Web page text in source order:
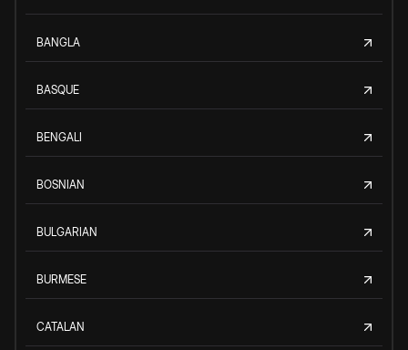
BANGLA
BASQUE
BENGALI
BOSNIAN
BULGARIAN
BURMESE
CATALAN